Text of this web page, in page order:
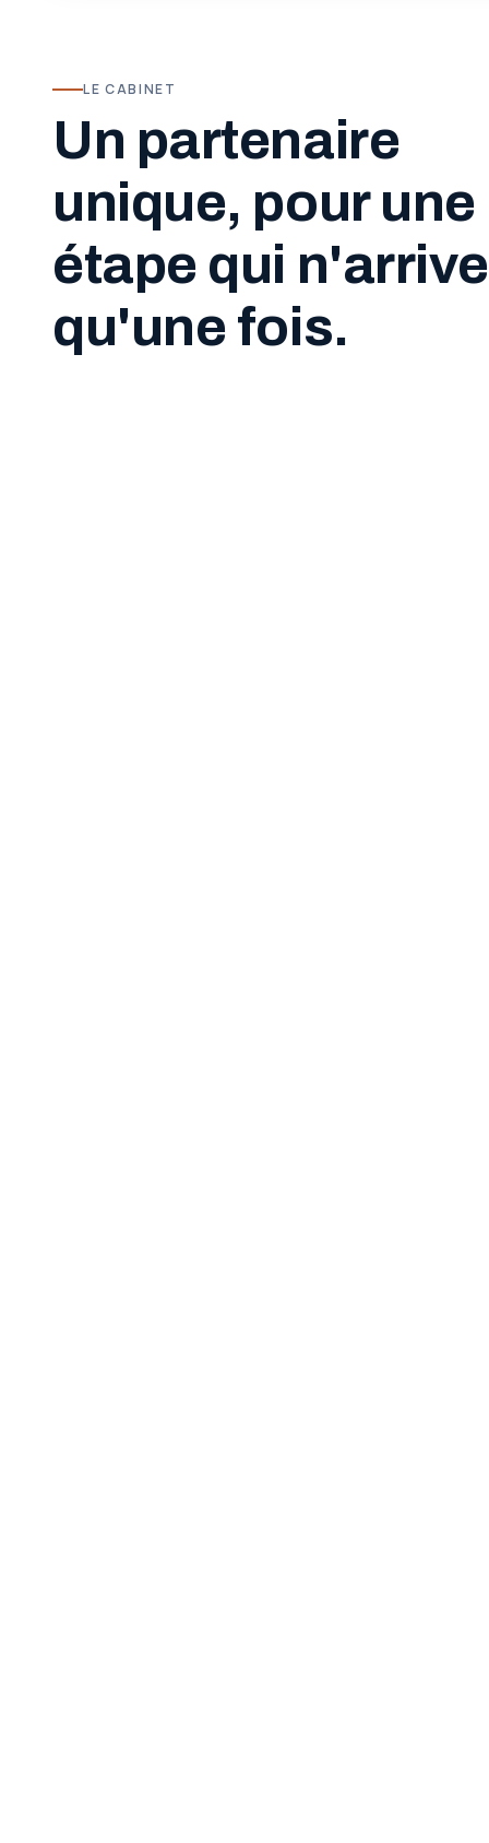
LE CABINET
Un partenaire
unique, pour une
étape qui n'arrive
qu'une fois.